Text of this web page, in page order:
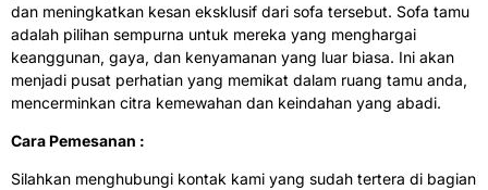
dan meningkatkan kesan eksklusif dari sofa tersebut. Sofa tamu
adalah pilihan sempurna untuk mereka yang menghargai
keanggunan, gaya, dan kenyamanan yang luar biasa. Ini akan
menjadi pusat perhatian yang memikat dalam ruang tamu anda,
mencerminkan citra kemewahan dan keindahan yang abadi.
Cara Pemesanan :
Silahkan menghubungi kontak kami yang sudah tertera di bagian